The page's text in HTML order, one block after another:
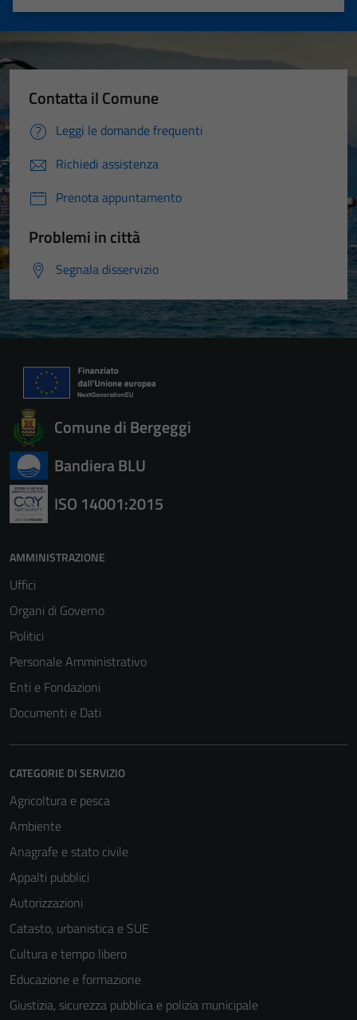
Valuta 5 stelle su 5
Valuta 4 stelle su 5
Valuta 3 stelle su 5
Valuta 2 stelle su 5
Valuta 1 stelle su 5
Contatta il Comune
Leggi le domande frequenti
Richiedi assistenza
Prenota appuntamento
Problemi in città
Segnala disservizio
Comune di Bergeggi
Bandiera BLU
ISO 14001:2015
AMMINISTRAZIONE
Uffici
Organi di Governo
Politici
Personale Amministrativo
Enti e Fondazioni
Documenti e Dati
CATEGORIE DI SERVIZIO
Agricoltura e pesca
Ambiente
Anagrafe e stato civile
Appalti pubblici
Autorizzazioni
Catasto, urbanistica e SUE
Cultura e tempo libero
Educazione e formazione
Giustizia, sicurezza pubblica e polizia municipale